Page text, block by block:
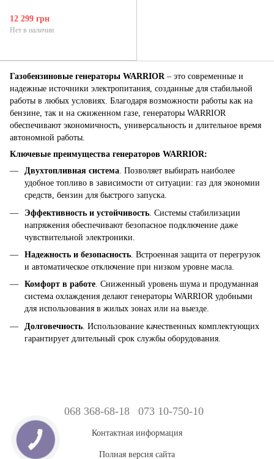
Газобензиновые генераторы WARRIOR– это современные и
надежные источники электропитания, созданные для стабильной
работы в любых условиях. Благодаря возможности работы как на
бензине, так и на сжиженном газе, генераторы WARRIOR
обеспечивают экономичность, универсальность и длительное время
автономной работы.
Ключевые преимущества генераторов WARRIOR:
Двухтопливная система. Позволяет выбирать наиболее
удобное топливо в зависимости от ситуации: газ для экономии
средств, бензин для быстрого запуска.
Эффективность и устойчивость . Системы стабилизации
напряжения обеспечивают безопасное подключение даже
чувствительной электроники.
Надежность и безопасность. Встроенная защита от перегрузок
и автоматическое отключение при низком уровне масла.
Комфорт в работе. Сниженный уровень шума и продуманная
система охлаждения делают генераторы WARRIOR удобными
для использования в жилых зонах или на выезде.
Долговечность . Использование качественных комплектующих
гарантирует длительный срок службы оборудования.
12 299 грн
Нет в наличии
068 368-68-18 073 10-750-10
Контактная информация
Полная версия сайта